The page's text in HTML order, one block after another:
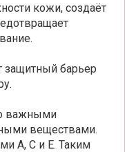
кожи, создаёт
защитный барьер
важными
веществами.
А, С и Е. Таким